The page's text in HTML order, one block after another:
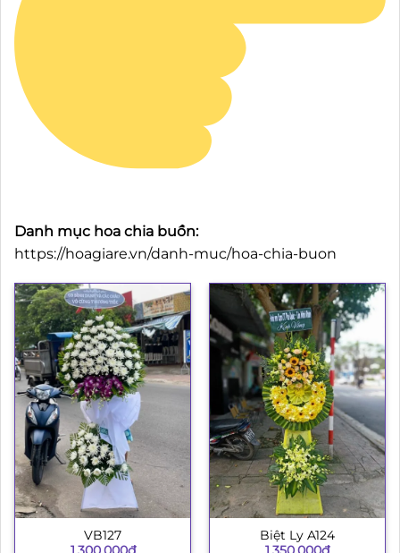
Danh mục hoa chia buồn:
https://hoagiare.vn/danh-muc/hoa-chia-buon
VB127
1.300.000₫
Biệt Ly A124
1.350.000₫